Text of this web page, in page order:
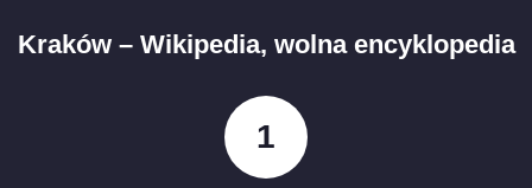
Kraków – Wikipedia, wolna encyklopedia
1